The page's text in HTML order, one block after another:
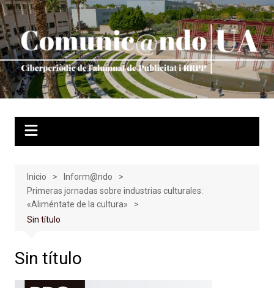
Saltar
al
contenido
Inicio
Inform@ndo
Primeras jornadas sobre industrias culturales:
«Aliméntate de la cultura»
Sin título
Sin título